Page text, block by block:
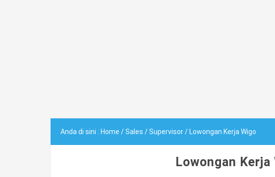
Anda di sini : Home /Sales /Supervisor/ Lowongan Kerja Wigo
Lowongan Kerja